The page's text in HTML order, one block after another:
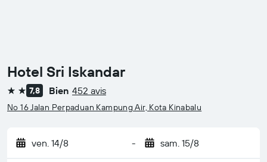
Hotel Sri Iskandar
2 étoiles
7,8 Bien 452 avis
No 16 Jalan Perpaduan Kampung Air, Kota Kinabalu
ven. 14/8 - sam. 15/8